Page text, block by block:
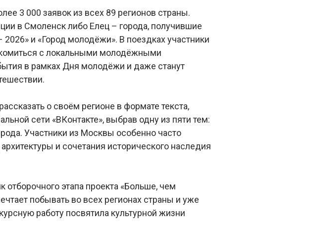
3 000 заявок из всех 89 регионов страны.
в Смоленск либо Елец – города, получившие
и «Город молодёжи». В поездках участники
с локальными молодёжными
в рамках Дня молодёжи и даже станут
о своём регионе в формате текста,
сети «ВКонтакте», выбрав одну из пяти тем:
Участники из Москвы особенно часто
и сочетания исторического наследия
отборочного этапа проекта «Больше, чем
побывать во всех регионах страны и уже
работу посвятила культурной жизни